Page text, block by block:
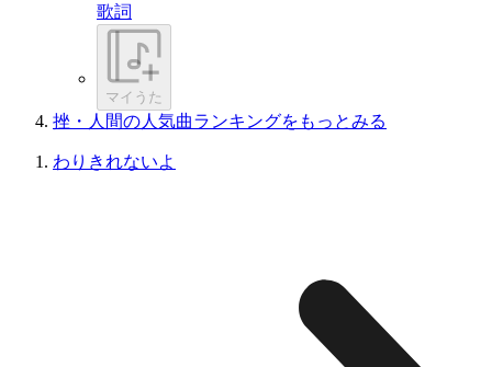
歌詞
マイうた
挫・人間の人気曲ランキングをもっとみる
わりきれないよ